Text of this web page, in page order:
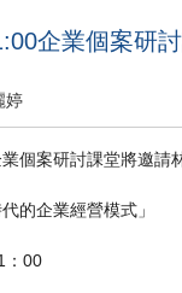
企業個案研
婷
個案研討課堂將邀請
的企業經營模式」
：00